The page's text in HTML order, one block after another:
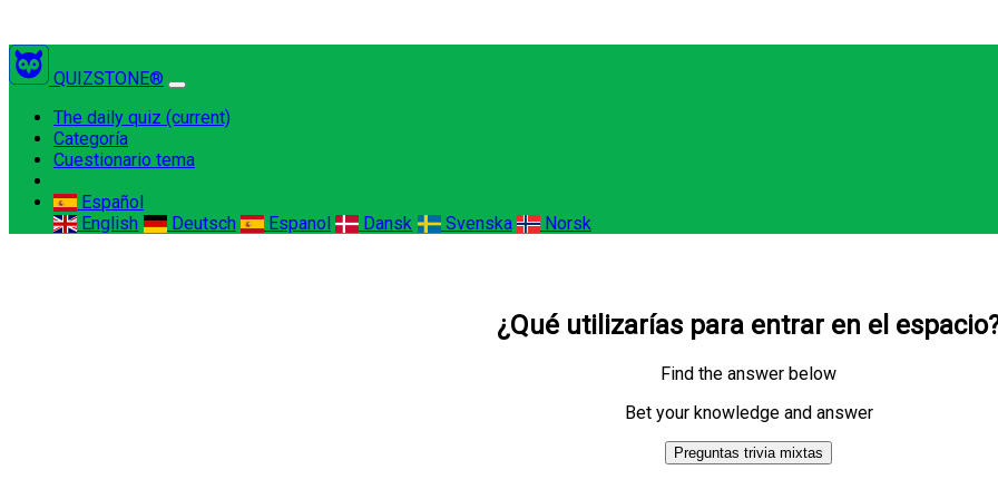
QUIZSTONE®
The daily quiz (current)
Categoría
Cuestionario tema
Español
English
Deutsch Espanol Dansk Svenska Norsk
¿Qué utilizarías para entrar en el
Find the answer below
Bet your knowledge and answer
Preguntas trivia mixtas